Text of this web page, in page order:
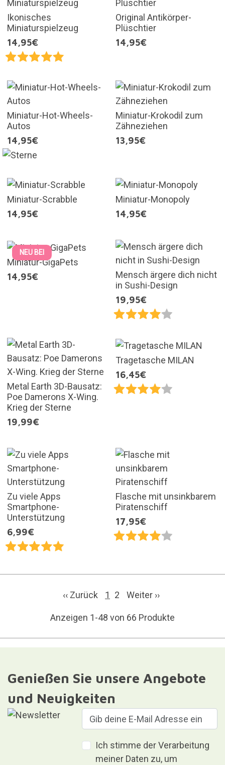
Ikonisches
Miniaturspielzeug
14,95€
Original Antikörper-
Plüschtier
14,95€
Miniatur-Hot-Wheels-
Autos
14,95€
Miniatur-Krokodil zum
Zähneziehen
13,95€
Miniatur-Scrabble
14,95€
Miniatur-Monopoly
14,95€
NEU BEI
Miniatur-GigaPets
14,95€
Mensch ärgere dich nicht
in Sushi-Design
19,95€
Metal Earth 3D-Bausatz:
Poe Damerons X-Wing.
Krieg der Sterne
19,99€
Tragetasche MILAN
16,45€
Zu viele Apps
Smartphone-
Unterstützung
6,99€
Flasche mit unsinkbarem
Piratenschiff
17,95€
‹‹ Zurück 1 2 Weiter ››
Anzeigen 1-48 von 66 Produkte
Genießen Sie unsere Angebote
und Neuigkeiten
Ich stimme der Verarbeitung
meiner Daten zu, um